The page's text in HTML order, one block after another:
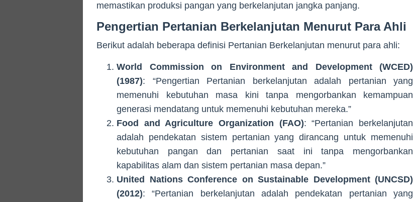
memastikan produksi pangan yang berkelanjutan jangka panjang.
Pengertian Pertanian Berkelanjutan Menurut Para Ahli
Berikut adalah beberapa definisi Pertanian Berkelanjutan menurut para ahli:
World Commission on Environment and Development (WCED)
(1987): “Pengertian Pertanian berkelanjutan adalah pertanian yang
memenuhi kebutuhan masa kini tanpa mengorbankan kemampuan
generasi mendatang untuk memenuhi kebutuhan mereka.”
Food and Agriculture Organization (FAO): “Pertanian berkelanjutan
adalah pendekatan sistem pertanian yang dirancang untuk memenuhi
kebutuhan pangan dan pertanian saat ini tanpa mengorbankan
kapabilitas alam dan sistem pertanian masa depan.”
United Nations Conference on Sustainable Development (UNCSD)
(2012): “Pertanian berkelanjutan adalah pendekatan pertanian yang